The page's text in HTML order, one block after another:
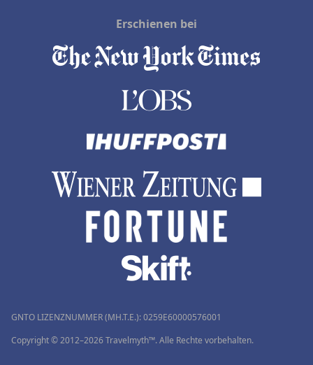
Erschienen bei
GNTO LIZENZNUMMER (MH.T.E.): 0259Ε60000576001
Copyright © 2012–2026 Travelmyth™. Alle Rechte vorbehalten.